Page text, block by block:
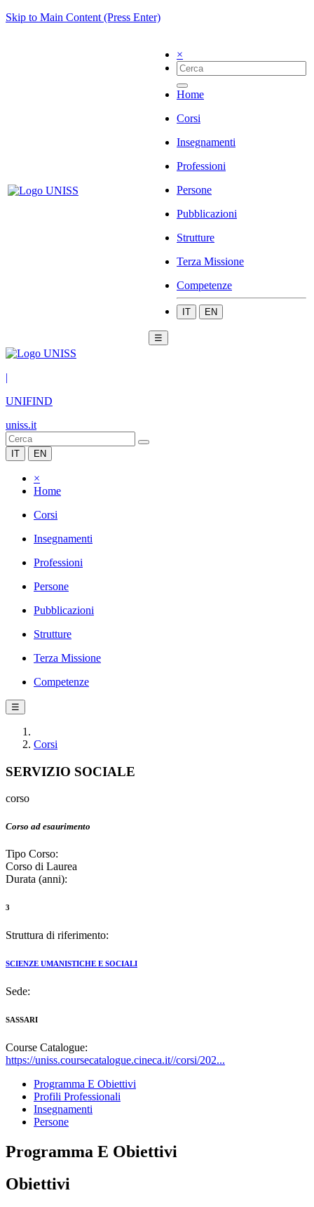
Skip to Main Content (Press Enter)
×
Home
Corsi
Insegnamenti
Professioni
Persone
Pubblicazioni
Strutture
Terza Missione
Competenze
IT EN
☰
|
UNIFIND
uniss.it
IT EN
×
Home
Corsi
Insegnamenti
Professioni
Persone
Pubblicazioni
Strutture
Terza Missione
Competenze
☰
Corsi
SERVIZIO SOCIALE
corso
Corso ad esaurimento
Tipo Corso:
Corso di Laurea
Durata (anni):
3
Struttura di riferimento:
SCIENZE UMANISTICHE E SOCIALI
Sede:
SASSARI
Course Catalogue:
https://uniss.coursecatalogue.cineca.it//corsi/202...
Programma E Obiettivi
Profili Professionali
Insegnamenti
Persone
Programma E Obiettivi
Obiettivi